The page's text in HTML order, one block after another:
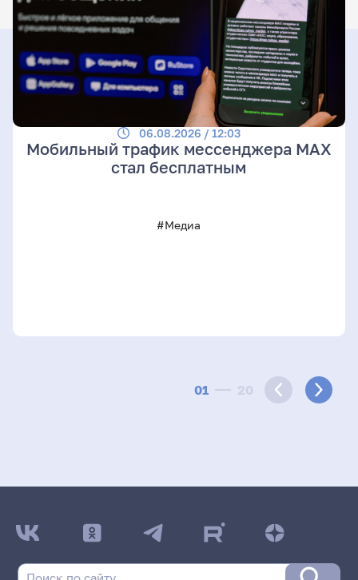
01 20
06.08.2026 / 12:03
Мобильный трафик мессенджера MAX
стал бесплатным
#Медиа